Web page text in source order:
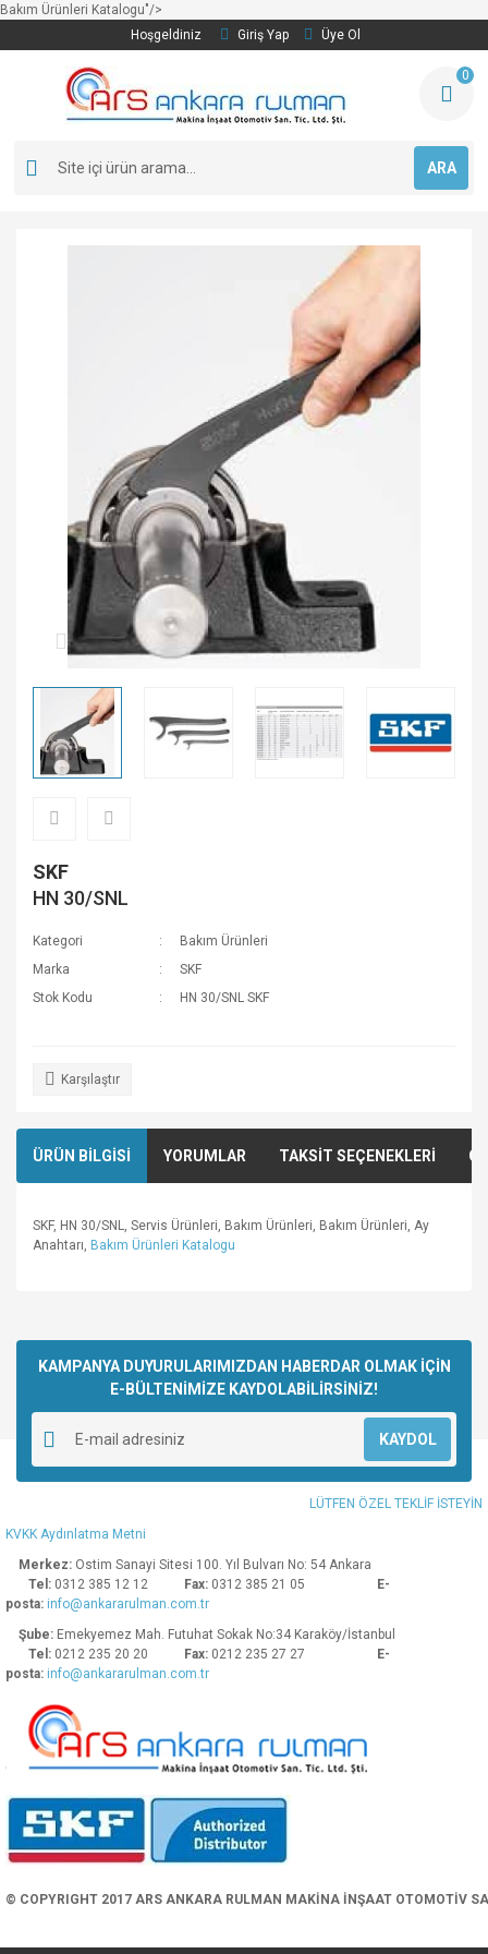
Bakım Ürünleri Katalogu"/>
Hoşgeldiniz
Giriş Yap Üye Ol
ARA
0
SKF
HN 30/SNL
Kategori
Bakım Ürünleri
Marka
SKF
Stok Kodu
HN 30/SNL SKF
Karşılaştır
ÜRÜN BİLGİSİ YORUMLAR TAKSİT SEÇENEKLERİ
SKF, HN 30/SNL, Servis Ürünleri, Bakım Ürünleri, Bakım Ürünleri, Ay
Anahtarı, Bakım Ürünleri Katalogu
Yorum Yaz
kullanarak tarafımıza iletebilirsiniz.
Görüş ve önerileriniz için teşekkür ederiz.
Ürün resmi kalitesiz, bozuk veya görüntülenemiyor.
Ürün açıklamasında eksik bilgiler bulunuyor.
Ürün bilgilerinde hatalar bulunuyor.
Ürün fiyatı diğer sitelerden daha pahalı.
Bu ürüne benzer farklı alternatifler olmalı.
KAMPANYA DUYURULARIMIZDAN HABERDAR OLMAK İÇİN
E-BÜLTENİMİZE KAYDOLABİLİRSİNİZ!
KAYDOL
LÜTFEN ÖZEL TEKLİF İSTEYİN
KVKK Aydınlatma Metni
Merkez: Ostim Sanayi Sitesi 100. Yıl Bulvarı No: 54 Ankara
Tel: 0312 385 12 12 Fax: 0312 385 21 05
E-
posta: info@ankararulman.com.tr
Şube: Emekyemez Mah. Futuhat Sokak No:34 Karaköy/İstanbul
Tel: 0212 235 20 20 Fax: 0212 235 27 27
E-
posta: info@ankararulman.com.tr
© COPYRIGHT 2017 ARS ANKARA RULMAN MAKİNA İNŞAAT OTOMOTİV